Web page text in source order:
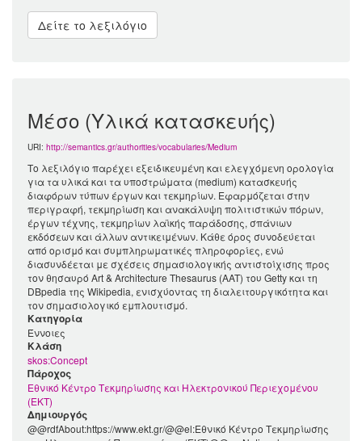
Δείτε το λεξιλόγιο
Μέσο (Υλικά κατασκευής)
URI: http://semantics.gr/authorities/vocabularies/Medium
Το λεξιλόγιο παρέχει εξειδικευμένη και ελεγχόμενη ορολογία
για τα υλικά και τα υποστρώματα (medium) κατασκευής
διαφόρων τύπων έργων και τεκμηρίων. Εφαρμόζεται στην
περιγραφή, τεκμηρίωση και ανακάλυψη πολιτιστικών πόρων,
έργων τέχνης, τεκμηρίων λαϊκής παράδοσης, σπάνιων
εκδόσεων και άλλων αντικειμένων. Κάθε όρος συνοδεύεται
από ορισμό και συμπληρωματικές πληροφορίες, ενώ
διασυνδέεται με σχέσεις σημασιολογικής αντιστοίχισης προς
τον θησαυρό Art & Architecture Thesaurus (AAT) του Getty και τη
DBpedia της Wikipedia, ενισχύοντας τη διαλειτουργικότητα και
τον σημασιολογικό εμπλουτισμό.
Κατηγορία
Έννοιες
Kλάση
skos:Concept
Πάροχος
Εθνικό Κέντρο Τεκμηρίωσης και Ηλεκτρονικού Περιεχομένου
(ΕΚΤ)
Δημιουργός
@@rdfAbout:https://www.ekt.gr/@@el:Εθνικό Κέντρο Τεκμηρίωσης